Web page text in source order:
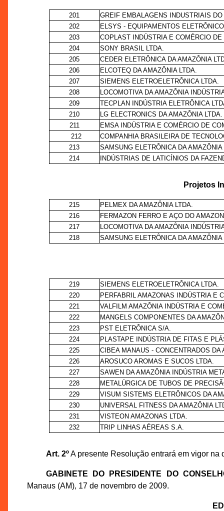
201
GREIF EMBALAGENS INDUSTRIAIS
202
ELSYS - EQUIPAMENTOS
203
COPLAST INDÚSTRIA E COMÉRCIO
204
SONY BRASIL LTDA.
205
CEDER ELETRÔNICA DA AMAZÔNIA
206
ELCOTEQ DA AMAZÔNIA LTDA.
207
SIEMENS ELETROELETRÔNICA LTDA.
208
LOCOMOTIVA DA AMAZÔNIA
209
TECPLAN INDÚSTRIA ELETRÔNICA
210
LG ELECTRONICS DA AMAZÔNIA LTDA.
211
EMSA INDÚSTRIA E COMÉRCIO DE
212
COMPANHIA BRASILEIRA DE
213
SAMSUNG ELETRÔNICA DA AMAZÔNIA
214
INDÚSTRIAS DE LATICÍNIOS DA
Projetos
215
PELMEX DA AMAZÔNIA LTDA.
216
FERMAZON FERRO E AÇO DO
217
LOCOMOTIVA DA AMAZÔNIA
218
SAMSUNG ELETRÔNICA DA AMAZÔNIA
219
SIEMENS ELETROELETRÔNICA LTDA.
220
PERFABRIL AMAZONAS INDÚSTRIA E
221
VALFILM AMAZÔNIA INDÚSTRIA E
222
MANGELS COMPONENTES DA
223
PST ELETRÔNICA S/A.
224
PLASTAPE INDÚSTRIA DE FITAS E
225
CIBEA MANAUS - CONCENTRADOS DA
226
AROSUCO AROMAS E SUCOS LTDA.
227
SAWEN DA AMAZÔNIA INDÚSTRIA
228
METALÚRGICA DE TUBOS DE
229
VISUM SISTEMS ELETRÔNICOS DA
230
UNIVERSAL FITNESS DA AMAZÔNIA
231
VISTEON AMAZONAS LTDA.
232
TRIP LINHAS AÉREAS S.A.
Art. 2ºA presente Resolução entrará em vigor na
GABINETE DO PRESIDENTE DO
Manaus (AM), 17 de novembro de 2009.